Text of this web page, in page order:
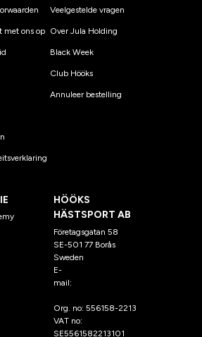
met ons op
Veelgestelde vragen
Over Jula Holding
Black Week
Club Hööks
Annuleer bestelling
HÖÖKS
HÄSTSPORT AB
Företagsgatan 58
SE-501 77 Borås
Sweden
E-
mail:
Org. no: 556158-2213
VAT no:
SE5561582213101